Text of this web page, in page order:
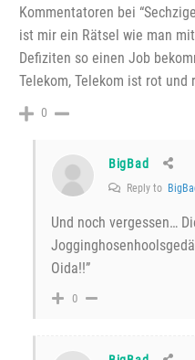
Kommentatoren bei
ist mir ein Rätsel wie man
Defiziten so einen Job
Telekom, Telekom ist rot
0
BigBad
Reply to
Und noch vergessen…
Oida!!”
0